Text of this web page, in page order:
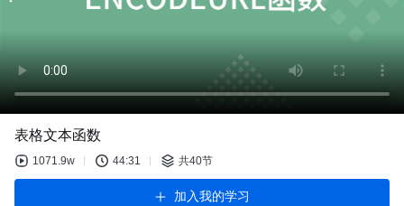
表格文本函数
1071.9w 44:31 共40节
加入我的学习